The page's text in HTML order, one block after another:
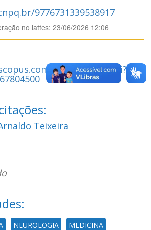
9776731339538917
no lattes: 23/06/2026 12:06
authid/detail.uri?
Teixeira
NEUROLOGIA MEDICINA